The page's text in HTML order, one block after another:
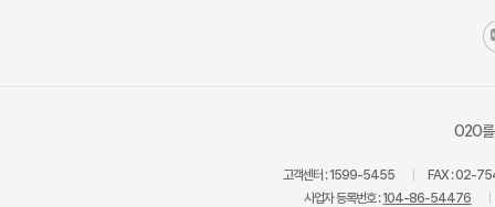
O2O를
고객센터 :1599-5455 FAX :02-
사업자 등록번호 :104-86-54476